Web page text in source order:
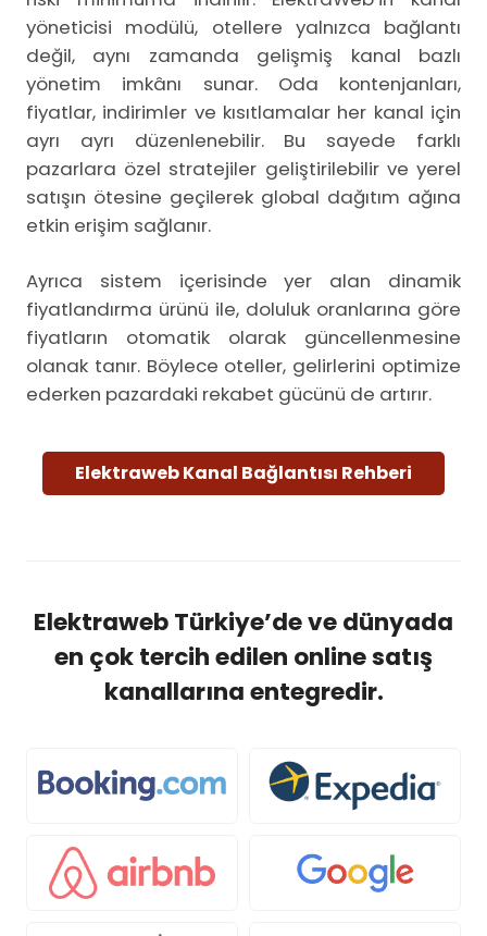
yöneticisi modülü, otellere yalnızca bağlantı
değil, aynı zamanda gelişmiş kanal bazlı
yönetim imkânı sunar. Oda kontenjanları,
fiyatlar, indirimler ve kısıtlamalar her kanal için
ayrı ayrı düzenlenebilir. Bu sayede farklı
pazarlara özel stratejiler geliştirilebilir ve yerel
satışın ötesine geçilerek global dağıtım ağına
etkin erişim sağlanır.
Ayrıca sistem içerisinde yer alan dinamik
fiyatlandırma ürünü ile, doluluk oranlarına göre
fiyatların otomatik olarak güncellenmesine
olanak tanır. Böylece oteller, gelirlerini optimize
ederken pazardaki rekabet gücünü de artırır.
Elektraweb Kanal Bağlantısı Rehberi
Elektraweb Türkiye’de ve dünyada
en çok tercih edilen online satış
kanallarına entegredir.